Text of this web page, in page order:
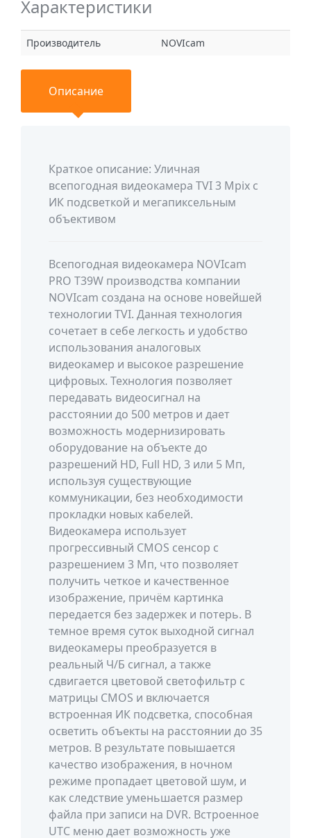
Характеристики
Производитель NOVIcam
Описание
Краткое описание: Уличная
всепогодная видеокамера TVI 3 Mpix с
ИК подсветкой и мегапиксельным
объективом
Всепогодная видеокамера NOVIcam
PRO T39W производства компании
NOVIcam создана на основе новейшей
технологии TVI. Данная технология
сочетает в себе легкость и удобство
использования аналоговых
видеокамер и высокое разрешение
цифровых. Технология позволяет
передавать видеосигнал на
расстоянии до 500 метров и дает
возможность модернизировать
оборудование на объекте до
разрешений HD, Full HD, 3 или 5 Мп,
используя существующие
коммуникации, без необходимости
прокладки новых кабелей.
Видеокамера использует
прогрессивный CMOS сенсор с
разрешением 3 Мп, что позволяет
получить четкое и качественное
изображение, причём картинка
передается без задержек и потерь. В
темное время суток выходной сигнал
видеокамеры преобразуется в
реальный Ч/Б сигнал, а также
сдвигается цветовой светофильтр с
матрицы CMOS и включается
встроенная ИК подсветка, способная
осветить объекты на расстоянии до 35
метров. В результате повышается
качество изображения, в ночном
режиме пропадает цветовой шум, и
как следствие уменьшается размер
файла при записи на DVR. Встроенное
UTC меню дает возможность уже